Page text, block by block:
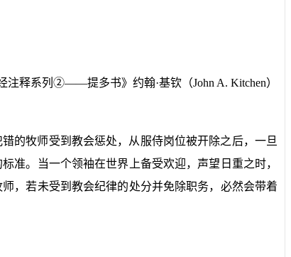
经注释系列②——提多书》约翰·基钦（John A. Kitchen）
的牧师受到教会惩处，从服侍岗位被开除之后，一旦
准。当一个领袖在世界上备受欢迎，声望日重之时，
，若未受到教会纪律的处分并免除职务，必然会带着